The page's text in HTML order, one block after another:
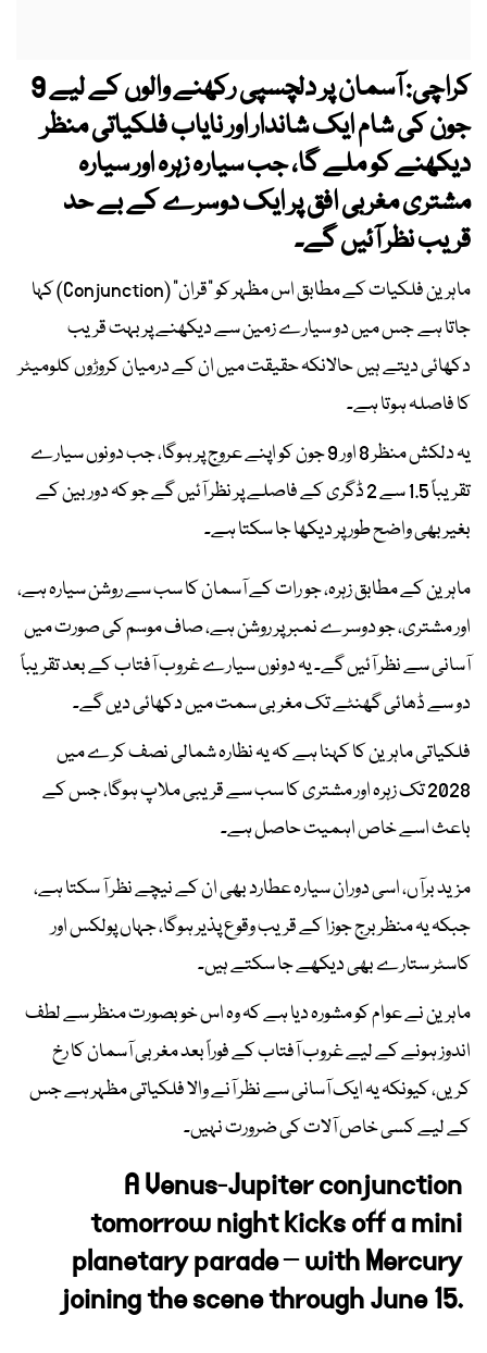
کراچی: آسمان پر دلچسپی رکھنے والوں کے لیے 9
جون کی شام ایک شاندار اور نایاب فلکیاتی منظر
دیکھنے کو ملے گا، جب سیارہ زہرہ اور سیارہ
مشتری مغربی افق پر ایک دوسرے کے بے حد
قریب نظر آئیں گے۔
ماہرین فلکیات کے مطابق اس مظہر کو "قران" (Conjunction) کہا
جاتا ہے جس میں دو سیارے زمین سے دیکھنے پر بہت قریب
دکھائی دیتے ہیں حالانکہ حقیقت میں ان کے درمیان کروڑوں کلومیٹر
کا فاصلہ ہوتا ہے۔
یہ دلکش منظر 8 اور 9 جون کو اپنے عروج پر ہوگا، جب دونوں سیارے
تقریباً 1.5 سے 2 ڈگری کے فاصلے پر نظر آئیں گے جو کہ دوربین کے
بغیر بھی واضح طور پر دیکھا جا سکتا ہے۔
ماہرین کے مطابق زہرہ، جو رات کے آسمان کا سب سے روشن سیارہ ہے،
اور مشتری، جو دوسرے نمبر پر روشن ہے، صاف موسم کی صورت میں
آسانی سے نظر آئیں گے۔ یہ دونوں سیارے غروب آفتاب کے بعد تقریباً
دو سے ڈھائی گھنٹے تک مغربی سمت میں دکھائی دیں گے۔
فلکیاتی ماہرین کا کہنا ہے کہ یہ نظارہ شمالی نصف کرے میں
2028 تک زہرہ اور مشتری کا سب سے قریبی ملاپ ہوگا، جس کے
باعث اسے خاص اہمیت حاصل ہے۔
مزید برآں، اسی دوران سیارہ عطارد بھی ان کے نیچے نظر آ سکتا ہے،
جبکہ یہ منظر برج جوزا کے قریب وقوع پذیر ہوگا، جہاں پولکس اور
کاسٹر ستارے بھی دیکھے جا سکتے ہیں۔
ماہرین نے عوام کو مشورہ دیا ہے کہ وہ اس خوبصورت منظر سے لطف
اندوز ہونے کے لیے غروب آفتاب کے فوراً بعد مغربی آسمان کا رخ
کریں، کیونکہ یہ ایک آسانی سے نظر آنے والا فلکیاتی مظہر ہے جس
کے لیے کسی خاص آلات کی ضرورت نہیں۔
A Venus-Jupiter conjunction
tomorrow night kicks off a mini
planetary parade – with Mercury
joining the scene through June 15.